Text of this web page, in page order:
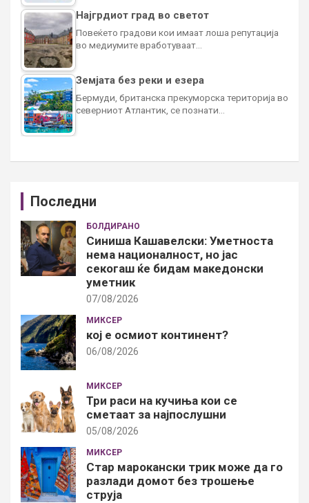
Најгрдиот град во светот
Повеќето градови кои имаат лоша репутација
во медиумите вработуваат…
Земјата без реки и езера
Бермуди, британска прекуморска територија во
северниот Атлантик, се познати…
Последни
БОЛДИРАНО
Синиша Кашавелски: Уметноста
нема националност, но јас
секогаш ќе бидам македонски
уметник
07/08/2026
МИКСЕР
кој е осмиот континент?
06/08/2026
МИКСЕР
Три раси на кучиња кои се
сметаат за најпослушни
05/08/2026
МИКСЕР
Стар марокански трик може да го
разлади домот без трошење
струја